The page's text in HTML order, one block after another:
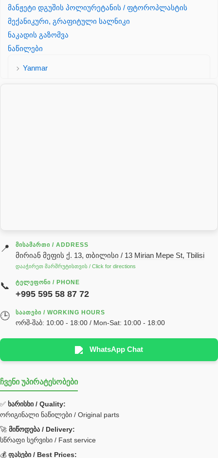
მანჟეტი დგუშის პოლიურეტანის / ფტოროპლასტის
მექანიკური, გრაფიტული სალნიკი
ნაკადის გაზომვა
ნაწილები
Yanmar
გადაცემათა კოლოფის ზეთი( კარობკის ზეთი)
ძრავის ზეთი
ჰიდრავლიკის ზეთი
реек
სხადასხვა
Hyva
უჟანგავი ფოლადი
Bobcat ფილტრი
Caterpillar ფილტრი
JCB ფილტრი
📍 ᲛᲘᲡᲐᲛᲐᲠᲗᲘ / ADDRESS
მირიან მეფის ქ. 13, თბილისი / 13 Mirian Mepe St, Tbilisi
დააჭირეთ მარშრუტისთვის / Click for directions
📞 ᲢᲔᲚᲔᲤᲝᲜᲘ / PHONE
+995 595 58 87 72
🕒 ᲡᲐᲐᲗᲔᲑᲘ / WORKING HOURS
ორშ-შაბ: 10:00 - 18:00 / Mon-Sat: 10:00 - 18:00
WhatsApp Chat
ჩვენი უპირატესობები
✅ ხარისხი / Quality:
ორიგინალი ნაწილები / Original parts
🚀 მიწოდება / Delivery:
სწრაფი სერვისი / Fast service
💰 ფასები / Best Prices: